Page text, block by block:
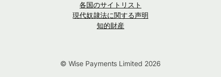
各国のサイトリスト
現代奴隷法に関する声明
知的財産
© Wise Payments Limited 2026